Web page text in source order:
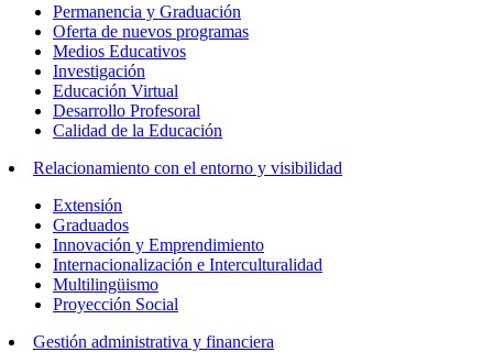
Permanencia y Graduación
Oferta de nuevos programas
Medios Educativos
Investigación
Educación Virtual
Desarrollo Profesoral
Calidad de la Educación
Relacionamiento con el entorno y visibilidad
Extensión
Graduados
Innovación y Emprendimiento
Internacionalización e Interculturalidad
Multilingüismo
Proyección Social
Gestión administrativa y financiera